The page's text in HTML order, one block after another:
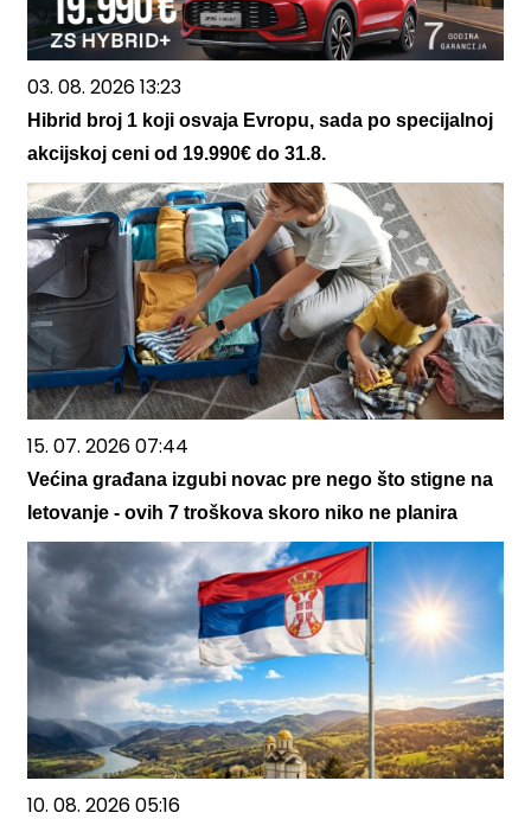
03. 08. 2026 13:23
Hibrid broj 1 koji osvaja Evropu, sada po specijalnoj
akcijskoj ceni od 19.990€ do 31.8.
15. 07. 2026 07:44
Većina građana izgubi novac pre nego što stigne na
letovanje - ovih 7 troškova skoro niko ne planira
10. 08. 2026 05:16